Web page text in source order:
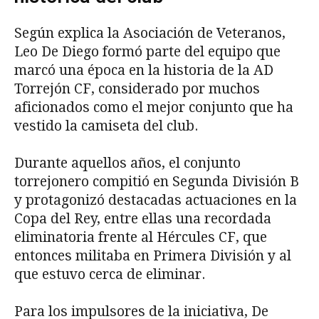
Según explica la Asociación de Veteranos,
Leo De Diego formó parte del equipo que
marcó una época en la historia de la AD
Torrejón CF, considerado por muchos
aficionados como el mejor conjunto que ha
vestido la camiseta del club.
Durante aquellos años, el conjunto
torrejonero compitió en Segunda División B
y protagonizó destacadas actuaciones en la
Copa del Rey, entre ellas una recordada
eliminatoria frente al Hércules CF, que
entonces militaba en Primera División y al
que estuvo cerca de eliminar.
Para los impulsores de la iniciativa, De